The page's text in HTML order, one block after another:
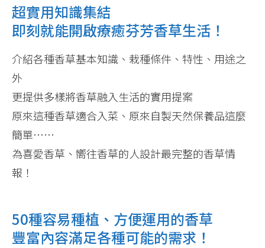
超實用知識集結
即刻就能開啟療癒芬芳香草生活！
介紹各種香草基本知識、栽種條件、特性、用途之
外
更提供多樣將香草融入生活的實用提案
原來這種香草適合入菜、原來自製天然保養品這麼
簡單……
為喜愛香草、嚮往香草的人設計最完整的香草情
報！
50種容易種植、方便運用的香草
豐富內容滿足各種可能的需求！